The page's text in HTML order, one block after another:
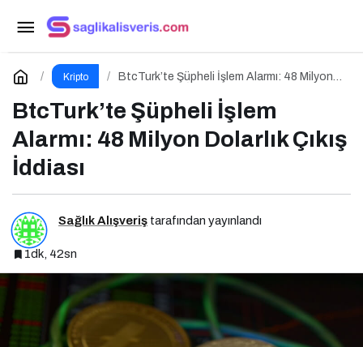
Kripto
BtcTurk’te Şüpheli İşlem Alarmı: 48 Milyon
BtcTurk’te Şüpheli İşlem
Alarmı: 48 Milyon Dolarlık Çıkış
İddiası
Sağlık Alışveriş tarafından yayınlandı
1dk, 42sn
BtcTurk’te Şüpheli İşlem Alarmı: 48 Milyon
Dolarlık Çıkış İddiası
Yorum Yap